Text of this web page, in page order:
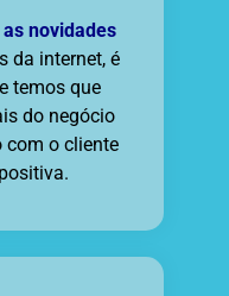
novidades
da internet, é
temos que
do negócio
com o cliente